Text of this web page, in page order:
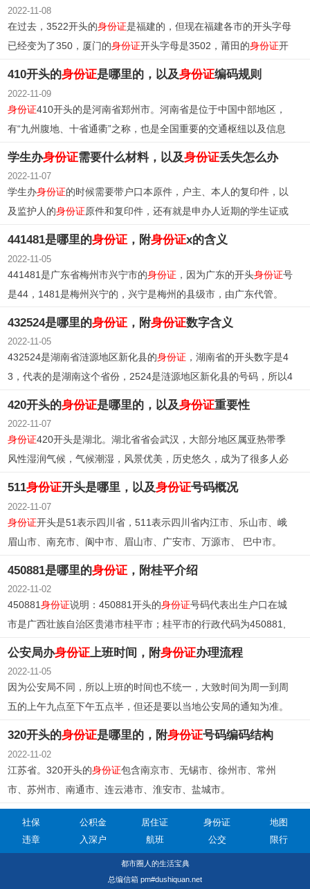
2022-11-08
在过去，3522开头的身份证是福建的，但现在福建各市的开头字母
已经变为了350，厦门的身份证开头字母是3502，莆田的身份证开
头字母是3503等等。
410开头的身份证是哪里的，以及身份证编码规则
2022-11-09
身份证410开头的是河南省郑州市。河南省是位于中国中部地区，
有“九州腹地、十省通衢”之称，也是全国重要的交通枢纽以及信息
学生办身份证需要什么材料，以及身份证丢失怎么办
2022-11-07
学生办身份证的时候需要带户口本原件，户主、本人的复印件，以
及监护人的身份证原件和复印件，还有就是申办人近期的学生证或
者毕业证原件以及照片。
441481是哪里的身份证 ，附身份证x的含义
2022-11-05
441481是广东省梅州市兴宁市的身份证 ，因为广东的开头身份证号
是44，1481是梅州兴宁的，兴宁是梅州的县级市，由广东代管。
432524是哪里的身份证 ，附身份证数字含义
2022-11-05
432524是湖南省涟源地区新化县的身份证 ，湖南省的开头数字是4
3，代表的是湖南这个省份，2524是涟源地区新化县的号码，所以4
420开头的身份证是哪里的，以及身份证重要性
2022-11-07
身份证420开头是湖北。湖北省省会武汉，大部分地区属亚热带季
风性湿润气候，气候潮湿，风景优美，历史悠久，成为了很多人必
去旅游地之一。
511身份证开头是哪里，以及身份证号码概况
2022-11-07
身份证开头是51表示四川省，511表示四川省内江市、乐山市、峨
眉山市、南充市、阆中市、眉山市、广安市、万源市、 巴中市。
450881是哪里的身份证 ，附桂平介绍
2022-11-02
450881身份证说明：450881开头的身份证号码代表出生户口在城
市是广西壮族自治区贵港市桂平市；桂平市的行政代码为450881,
公安局办身份证上班时间，附身份证办理流程
2022-11-05
因为公安局不同，所以上班的时间也不统一，大致时间为周一到周
五的上午九点至下午五点半，但还是要以当地公安局的通知为准。
320开头的身份证是哪里的，附身份证号码编码结构
2022-11-02
江苏省。320开头的身份证包含南京市、无锡市、徐州市、常州
市、苏州市、南通市、连云港市、淮安市、盐城市。
社保 公积金 居住证 身份证
地图
违章
入深户 航班 公交 限行
都市圈人的生活宝典
总编信箱 pm#dushiquan.net